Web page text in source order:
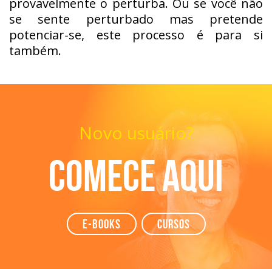
se sente perturbado mas pretende
potenciar-se, este processo é para si
também.
Novo usuário?
Comece aqui
e-books Cursos